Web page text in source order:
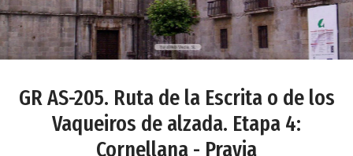
GR AS-205. Ruta de la Escrita o de los
Vaqueiros de alzada. Etapa 4:
Cornellana - Pravia